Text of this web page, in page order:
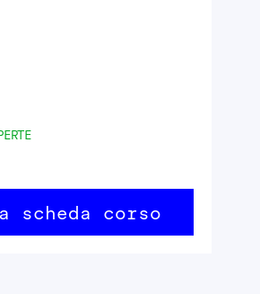
scheda corso